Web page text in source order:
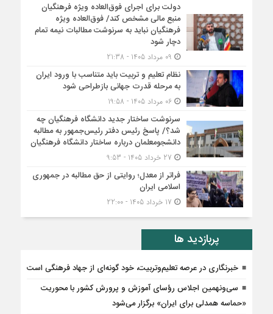
دولت برای اجرای فوق‌العاده ویژه فرهنگیان
منبع مالی مشخص کند/ فوق‌العاده ویژه
فرهنگیان نباید به سرنوشت مطالبات نیمه‌ تمام
دچار شود
نظام تعلیم و تربیت باید متناسب با ورود ایران
به مرحله قدرت جهانی بازطراحی شود
06 مرداد 1405 - 19:58
سرنوشت ساختار جدید دانشگاه فرهنگیان چه
شد؟/ پاسخ رئیس دفتر رئیس‌جمهور به مطالبه
دانشجومعلمان درباره ساختار دانشگاه فرهنگیان
فراتر از معدل؛ روایتی از حق مطالبه در جمهوری
اسلامی ایران
پربازدید ها
خبرنگاری در عرصه تعلیم‌وتربیت، خود گونه‌ای از جهاد فرهنگی است
سی‌ونهمین اجلاس رؤسای آموزش و پرورش کشور با محوریت
«حماسه همدلی برای ایران» برگزار می‌شود